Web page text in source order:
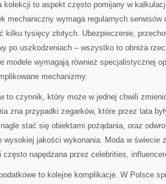
kolekcji to aspekt często pomijany w
mechaniczny wymaga regularnych
kilku tysięcy złotych. Ubezpieczenie,
po uszkodzeniach – wszystko to obniża
modele wymagają również specjalistycznej
mechanizmy.
to czynnik, który może w jednej chwili
zna przypadki zegarków, które przez lata
stać się obiektami pożądania, oraz
wysokiej jakości wykonania. Moda w świecie
często napędzana przez celebrities,
to kolejne komplikacje. W Polsce